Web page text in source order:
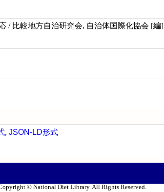
/ 比較地方自治研究会, 自治体国際化協会 [編]
, JSON-LD形式
© National Diet Library. All Rights Reserved.